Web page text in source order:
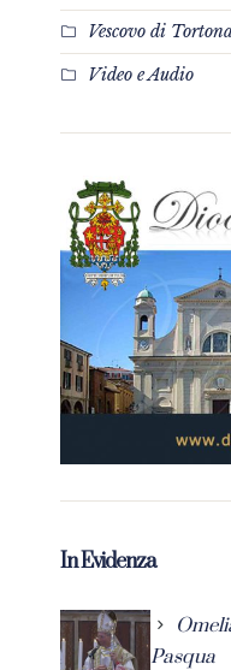
Vescovo di
Video e Audio
In Evidenza
Pasqua